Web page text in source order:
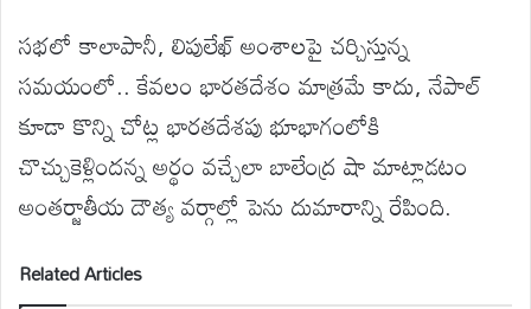
సభలో కాలాపానీ, లిపులేఖ్ అంశాలపై చర్చిస్తున్న
సమయంలో.. కేవలం భారతదేశం మాత్రమే కాదు, నేపాల్
కూడా కొన్ని చోట్ల భారతదేశపు భూభాగంలోకి
చొచ్చుకెళ్లిందన్న అర్థం వచ్చేలా బాలేంద్ర షా మాట్లాడటం
అంతర్జాతీయ దౌత్య వర్గాల్లో పెను దుమారాన్ని రేపింది.
Related Articles